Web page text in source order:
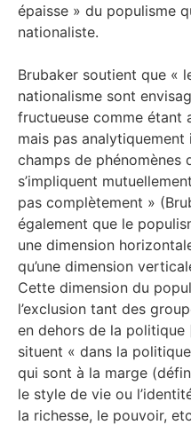
épaisse » du populisme
nationaliste.
Brubaker soutient que «
nationalisme sont
fructueuse comme étant
mais pas
champs de phénomènes
s’impliquent
pas complètement »
également que le
une dimension
qu’une dimension
Cette dimension du
l’exclusion tant des
en dehors de la
situent « dans la
qui sont à la marge
le style de vie ou
la richesse, le pouvoir,